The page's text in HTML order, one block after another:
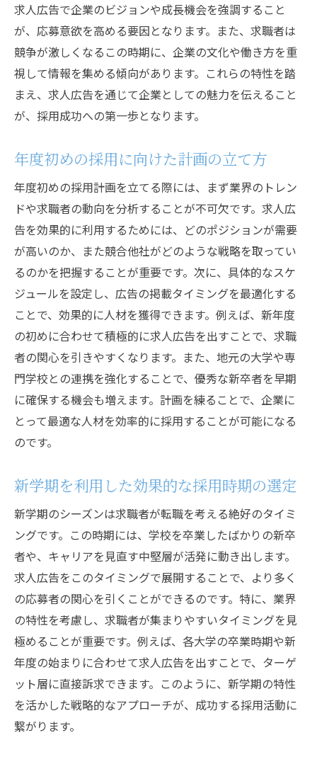
求人広告で企業のビジョンや成長機会を強調すること
が、応募意欲を高める要因となります。また、求職者は
競争が激しくなるこの時期に、企業の文化や働き方を重
視して情報を集める傾向があります。これらの特性を踏
まえ、求人広告を通じて企業としての魅力を伝えること
が、採用成功への第一歩となります。
年度初めの採用に向けた計画の立て方
年度初めの採用計画を立てる際には、まず業界のトレン
ドや求職者の動向を分析することが不可欠です。求人広
告を効果的に利用するためには、どのポジションが需要
が高いのか、また競合他社がどのような戦略を取ってい
るのかを把握することが重要です。次に、具体的なスケ
ジュールを設定し、広告の掲載タイミングを最適化する
ことで、効果的に人材を獲得できます。例えば、新年度
の初めに合わせて積極的に求人広告を出すことで、求職
者の関心を引きやすくなります。また、地元の大学や専
門学校との連携を強化することで、優秀な新卒者を早期
に確保する機会も増えます。計画を練ることで、企業に
とって最適な人材を効率的に採用することが可能になる
のです。
新学期を利用した効果的な採用時期の選定
新学期のシーズンは求職者が転職を考える絶好のタイミ
ングです。この時期には、学校を卒業したばかりの新卒
者や、キャリアを見直す中堅層が活発に動き出します。
求人広告をこのタイミングで展開することで、より多く
の応募者の関心を引くことができるのです。特に、業界
の特性を考慮し、求職者が集まりやすいタイミングを見
極めることが重要です。例えば、各大学の卒業時期や新
年度の始まりに合わせて求人広告を出すことで、ターゲ
ット層に直接訴求できます。このように、新学期の特性
を活かした戦略的なアプローチが、成功する採用活動に
繋がります。